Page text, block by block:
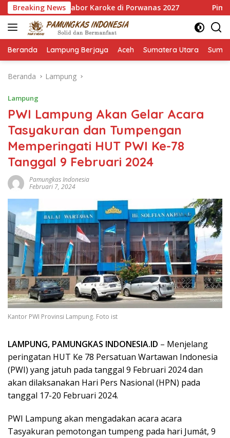
Langsung
ke
konten
Breaking News
Cabor Karoke di Porwanas 2027 Pimpin HKTI
Beranda Lampung Berjaya Aceh Sumatera Utara
Beranda Lampung
Lampung
PWI Lampung Akan Gelar Acara
Tasyakuran dan Tumpengan
Memperingati HUT PWI Ke-78
Tanggal 9 Februari 2024
Pamungkas Indonesia
Februari 7, 2024
Kantor PWI Provinsi Lampung. Foto ist
LAMPUNG, PAMUNGKAS INDONESIA.ID – Menjelang
peringatan HUT Ke 78 Persatuan Wartawan Indonesia
(PWI) yang jatuh pada tanggal 9 Februari 2024 dan
akan dilaksanakan Hari Pers Nasional (HPN) pada
tanggal 17-20 Februari 2024.
PWI Lampung akan mengadakan acara acara
Tasyakuran pemotongan tumpeng pada hari Jumát, 9